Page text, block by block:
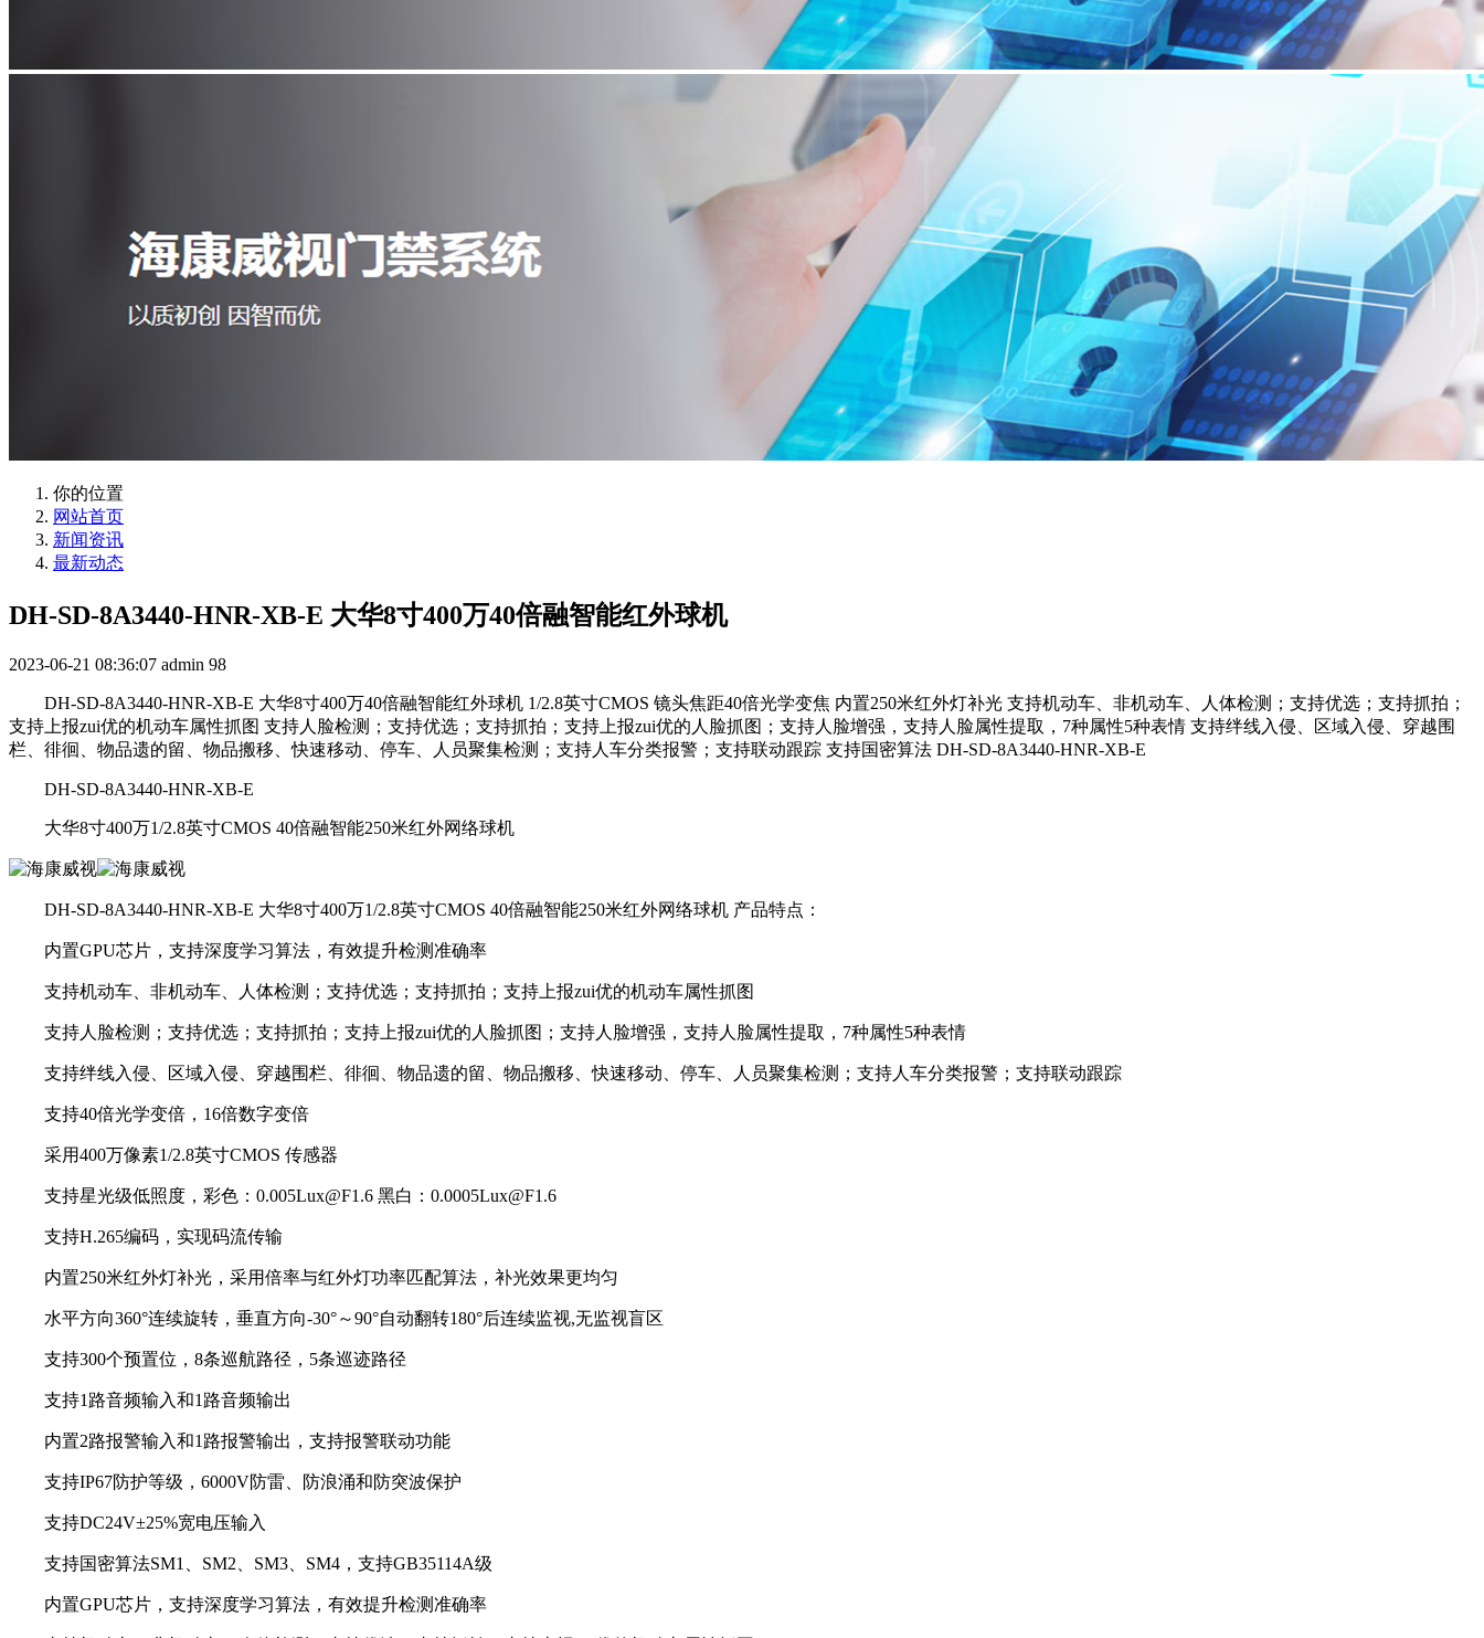
你的位置
网站首页
新闻资讯
最新动态
DH-SD-8A3440-HNR-XB-E 大华8寸400万40倍融智能红外球机
2023-06-21 08:36:07 admin 98
DH-SD-8A3440-HNR-XB-E 大华8寸400万40倍融智能红外球机 1/2.8英寸CMOS 镜头焦距40倍光学变焦 内置250米红外灯补光 支持机动车、非机动车、人体检测；支持优选；支持抓拍；
支持上报zui优的机动车属性抓图 支持人脸检测；支持优选；支持抓拍；支持上报zui优的人脸抓图；支持人脸增强，支持人脸属性提取，7种属性5种表情 支持绊线入侵、区域入侵、穿越围
栏、徘徊、物品遗的留、物品搬移、快速移动、停车、人员聚集检测；支持人车分类报警；支持联动跟踪 支持国密算法 DH-SD-8A3440-HNR-XB-E
DH-SD-8A3440-HNR-XB-E
大华8寸400万1/2.8英寸CMOS 40倍融智能250米红外网络球机
DH-SD-8A3440-HNR-XB-E 大华8寸400万1/2.8英寸CMOS 40倍融智能250米红外网络球机 产品特点：
内置GPU芯片，支持深度学习算法，有效提升检测准确率
支持机动车、非机动车、人体检测；支持优选；支持抓拍；支持上报zui优的机动车属性抓图
支持人脸检测；支持优选；支持抓拍；支持上报zui优的人脸抓图；支持人脸增强，支持人脸属性提取，7种属性5种表情
支持绊线入侵、区域入侵、穿越围栏、徘徊、物品遗的留、物品搬移、快速移动、停车、人员聚集检测；支持人车分类报警；支持联动跟踪
支持40倍光学变倍，16倍数字变倍
采用400万像素1/2.8英寸CMOS 传感器
支持星光级低照度，彩色：0.005Lux@F1.6 黑白：0.0005Lux@F1.6
支持H.265编码，实现码流传输
内置250米红外灯补光，采用倍率与红外灯功率匹配算法，补光效果更均匀
水平方向360°连续旋转，垂直方向-30°～90°自动翻转180°后连续监视,无监视盲区
支持300个预置位，8条巡航路径，5条巡迹路径
支持1路音频输入和1路音频输出
内置2路报警输入和1路报警输出，支持报警联动功能
支持IP67防护等级，6000V防雷、防浪涌和防突波保护
支持DC24V±25%宽电压输入
支持国密算法SM1、SM2、SM3、SM4，支持GB35114A级
内置GPU芯片，支持深度学习算法，有效提升检测准确率